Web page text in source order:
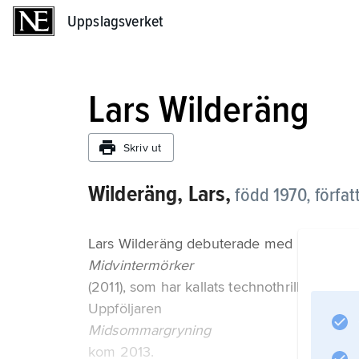
Uppslagsverket
Lars Wilderäng
Skriv ut
Wilderäng, Lars, född 1970,
Lars Wilderäng debuterade med
Midvintermörker
(2011), som har kallats technothriller och
Uppföljaren
Midsommargryning
kom 2013.